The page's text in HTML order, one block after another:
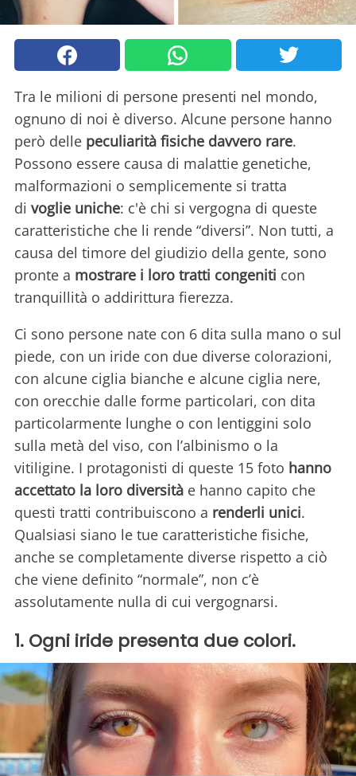
Tra le milioni di persone presenti nel mondo,
ognuno di noi è diverso. Alcune persone hanno
però delle peculiarità fisiche davvero rare.
Possono essere causa di malattie genetiche,
malformazioni o semplicemente si tratta
di voglie uniche: c'è chi si vergogna di queste
caratteristiche che li rende “diversi”. Non tutti, a
causa del timore del giudizio della gente, sono
pronte a mostrare i loro tratti congeniti con
tranquillità o addirittura fierezza.
Ci sono persone nate con 6 dita sulla mano o sul
piede, con un iride con due diverse colorazioni,
con alcune ciglia bianche e alcune ciglia nere,
con orecchie dalle forme particolari, con dita
particolarmente lunghe o con lentiggini solo
sulla metà del viso, con l’albinismo o la
vitiligine. I protagonisti di queste 15 foto hanno
accettato la loro diversità e hanno capito che
questi tratti contribuiscono a renderli unici.
Qualsiasi siano le tue caratteristiche fisiche,
anche se completamente diverse rispetto a ciò
che viene definito “normale”, non c’è
assolutamente nulla di cui vergognarsi.
1. Ogni iride presenta due colori.